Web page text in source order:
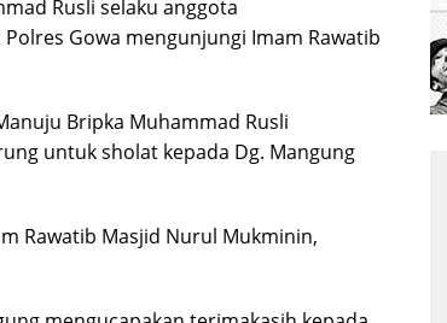
Rusli selaku anggota
Gowa mengunjungi Imam Rawatib
Bripka Muhammad Rusli
untuk sholat kepada Dg. Mangung
Rawatib Masjid Nurul Mukminin,